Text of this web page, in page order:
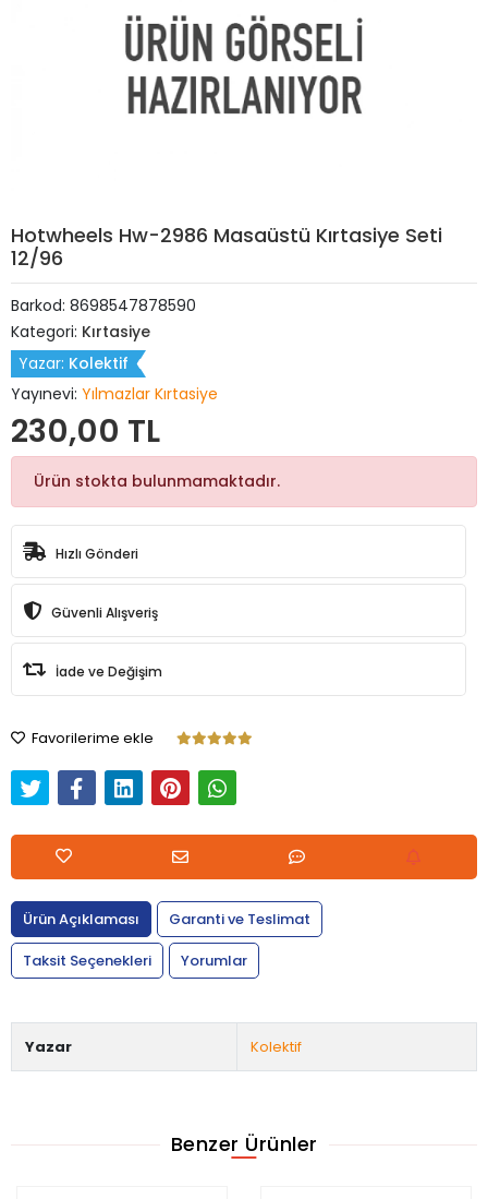
Hotwheels Hw-2986 Masaüstü Kırtasiye Seti
12/96
Barkod: 8698547878590
Kategori: Kırtasiye
Yazar: Kolektif
Yayınevi: Yılmazlar Kırtasiye
230,00 TL
Ürün stokta bulunmamaktadır.
Hızlı Gönderi
Güvenli Alışveriş
İade ve Değişim
Favorilerime ekle
Ürün Açıklaması
Garanti ve Teslimat
Taksit Seçenekleri
Yorumlar
Yazar Kolektif
Benzer Ürünler